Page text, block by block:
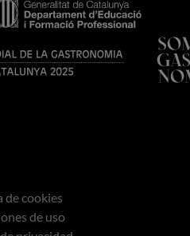
de cookies
de uso